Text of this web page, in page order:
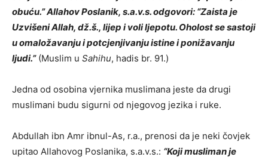
obuću.” Allahov Poslanik, s.a.v.s. odgovori: “Zaista je
Uzvišeni Allah, dž.š., lijep i voli ljepotu. Oholost se sastoji
u omaložavanju i potcjenjivanju istine i ponižavanju
ljudi.”(Muslim u Sahihu, hadis br. 91.)
Jedna od osobina vjernika muslimana jeste da drugi
muslimani budu sigurni od njegovog jezika i ruke.
Abdullah ibn Amr ibnul-As, r.a., prenosi da je neki čovjek
upitao Allahovog Poslanika, s.a.v.s.: “Koji musliman je